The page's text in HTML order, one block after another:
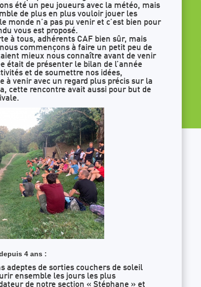
été un peu joueurs avec la météo, mais
de plus en plus vouloir jouer les
n’a pas pu venir et c’est bien pour
vous est proposé.
à tous, adhérents CAF bien sûr, mais
commençons à faire un petit peu de
mieux nous connaître avant de venir
était de présenter le bilan de l’année
et de soumettre nos idées,
à venir avec un regard plus précis sur la
cette rencontre avait aussi pour but de
4 ans :
adeptes de sorties couchers de soleil
ensemble les jours les plus
de notre section « Stéphane » et